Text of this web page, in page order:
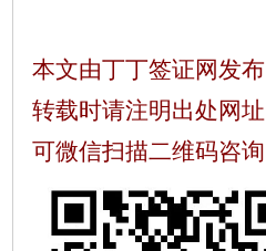
本文由丁丁签证网发布
转载时请注明出处网址
可微信扫描二维码咨询